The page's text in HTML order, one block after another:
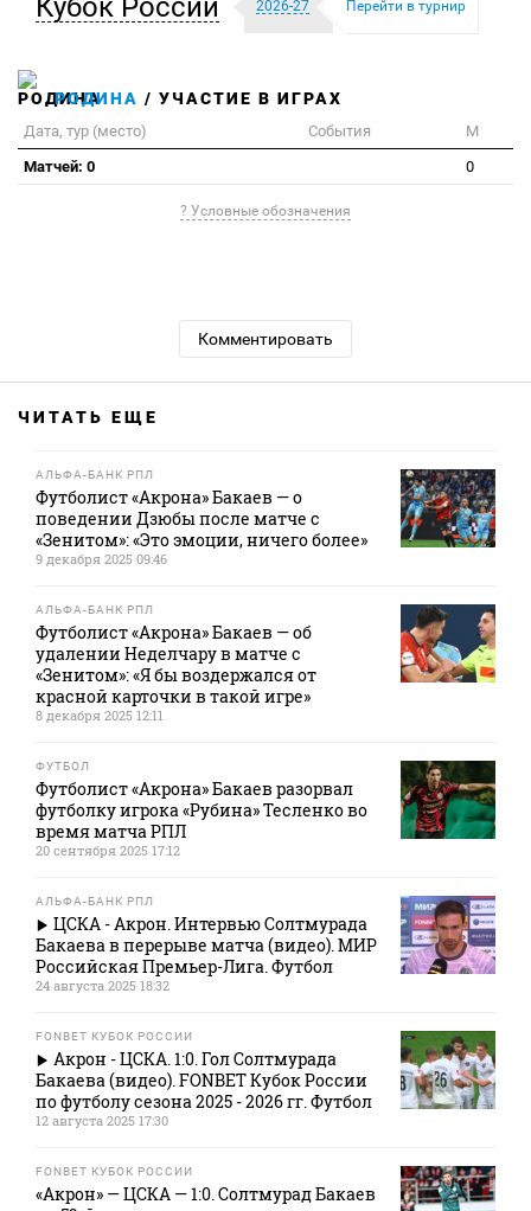
2026-27 Перейти в турнир
РОДИНА / УЧАСТИЕ В ИГРАХ
Дата, тур (место) События
М
Матчей: 0
0
? Условные обозначения
Комментировать
ЧИТАТЬ ЕЩЕ
АЛЬФА-БАНК РПЛ
Футболист «Акрона» Бакаев — о
поведении Дзюбы после матче с
«Зенитом»: «Это эмоции, ничего более»
9 декабря 2025 09:46
АЛЬФА-БАНК РПЛ
Футболист «Акрона» Бакаев — об
удалении Неделчару в матче с
«Зенитом»: «Я бы воздержался от
красной карточки в такой игре»
8 декабря 2025 12:11
ФУТБОЛ
Футболист «Акрона» Бакаев разорвал
футболку игрока «Рубина» Тесленко во
время матча РПЛ
20 сентября 2025 17:12
АЛЬФА-БАНК РПЛ
ЦСКА - Акрон. Интервью Солтмурада
Бакаева в перерыве матча (видео). МИР
Российская Премьер-Лига. Футбол
24 августа 2025 18:32
FONBET КУБОК РОССИИ
Акрон - ЦСКА. 1:0. Гол Солтмурада
Бакаева (видео). FONBET Кубок России
по футболу сезона 2025 - 2026 гг. Футбол
12 августа 2025 17:30
FONBET КУБОК РОССИИ
«Акрон» — ЦСКА — 1:0. Солтмурад Бакаев